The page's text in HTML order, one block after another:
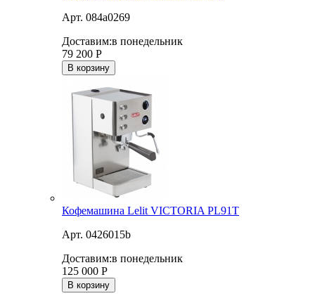
Арт. 084a0269
Доставим:в понедельник
79 200 Р
В корзину
Кофемашина Lelit VICTORIA PL91T
Арт. 0426015b
Доставим:в понедельник
125 000 Р
В корзину